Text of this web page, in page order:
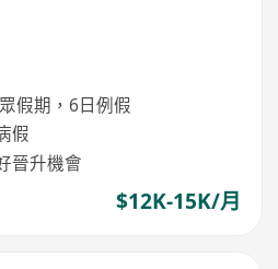
假期，6日例假
假
晉升機會
$12K-15K/月